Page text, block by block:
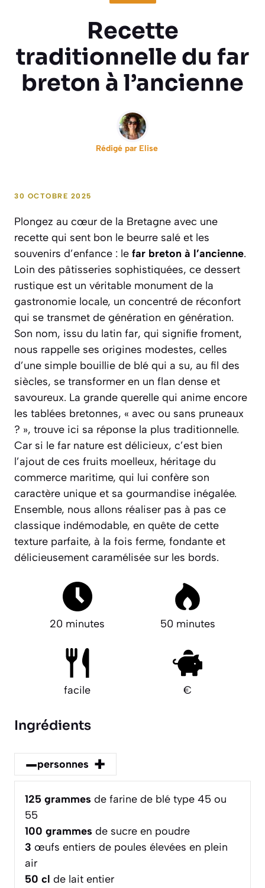
Recette
traditionnelle du far
breton à l’ancienne
Rédigé par Elise
30 OCTOBRE 2025
Plongez au cœur de la Bretagne avec une
recette qui sent bon le beurre salé et les
souvenirs d’enfance : le far breton à l’ancienne.
Loin des pâtisseries sophistiquées, ce dessert
rustique est un véritable monument de la
gastronomie locale, un concentré de réconfort
qui se transmet de génération en génération.
Son nom, issu du latin far, qui signifie froment,
nous rappelle ses origines modestes, celles
d’une simple bouillie de blé qui a su, au fil des
siècles, se transformer en un flan dense et
savoureux. La grande querelle qui anime encore
les tablées bretonnes, « avec ou sans pruneaux
? », trouve ici sa réponse la plus traditionnelle.
Car si le far nature est délicieux, c’est bien
l’ajout de ces fruits moelleux, héritage du
commerce maritime, qui lui confère son
caractère unique et sa gourmandise inégalée.
Ensemble, nous allons réaliser pas à pas ce
classique indémodable, en quête de cette
texture parfaite, à la fois ferme, fondante et
délicieusement caramélisée sur les bords.
20 minutes 50 minutes
facile €
Ingrédients
–personnes +
125 grammes de farine de blé type 45 ou
55
100 grammes de sucre en poudre
3 œufs entiers de poules élevées en plein
air
50 cl de lait entier